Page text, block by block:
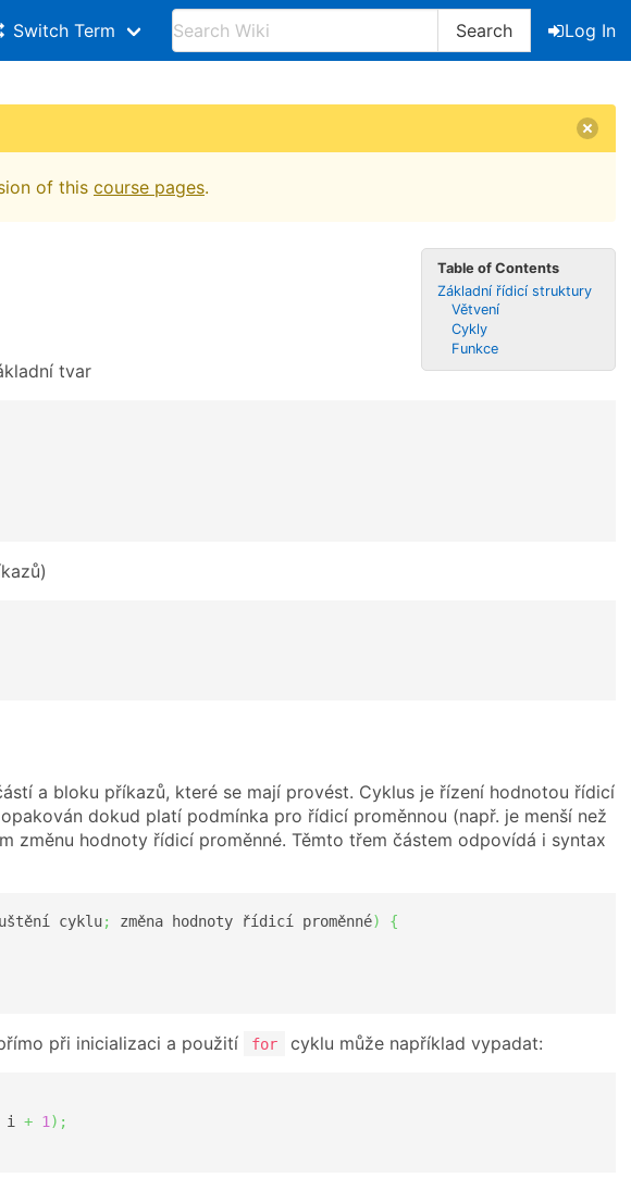
Switch Term Search
Log In
of this course pages.
Table of Contents
Základní řídicí struktury
Větvení
Cykly
Funkce
tvar
a bloku příkazů, které se mají provést. Cyklus je řízení hodnotou řídicí
dokud platí podmínka pro řídicí proměnnou (např. je menší než
změnu hodnoty řídicí proměnné. Těmto třem částem odpovídá i syntax
cyklu; změna hodnoty řídicí proměnné)
{
při inicializaci a použití for cyklu může například vypadat:
i + 1) ;